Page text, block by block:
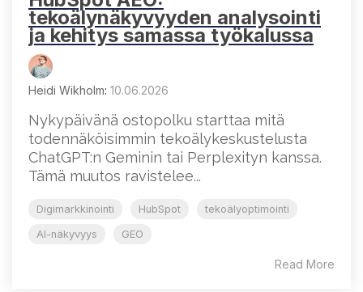
tekoälynäkyvyyden analysointi
ja kehitys samassa työkalussa
Heidi Wikholm: 10.06.2026
Nykypäivänä ostopolku starttaa mitä
todennäköisimmin tekoälykeskustelusta
ChatGPT:n Geminin tai Perplexityn kanssa.
Tämä muutos ravistelee...
Digimarkkinointi HubSpot tekoälyoptimointi
AI-näkyvyys GEO
Read More